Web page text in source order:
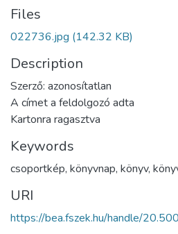
Files
022736.jpg (142.32 KB)
Description
Szerző: azonosítatlan
A címet a feldolgozó adta
Kartonra ragasztva
Keywords
csoportkép, könyvnap, könyv,
URI
https://bea.fszek.hu/handle/